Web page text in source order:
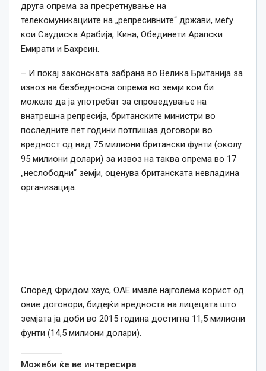
друга опрема за пресретнување на
телекомуникациите на „репресивните“ држави, меѓу
кои Саудиска Арабија, Кина, Обединети Арапски
Емирати и Бахреин.
– И покај законската забрана во Велика Британија за
извоз на безбедносна опрема во земји кои би
можеле да ја употребат за спроведување на
внатрешна репресија, британските министри во
последните пет години потпишаа договори во
вредност од над 75 милиони британски фунти (околу
95 милиони долари) за извоз на таква опрема во 17
„неслободни“ земји, оценува британската невладина
организација.
Според Фридом хаус, ОАЕ имале најголема корист од
овие договори, бидејќи вредноста на лицецата што
земјата ја доби во 2015 година достигна 11,5 милиони
фунти (14,5 милиони долари).
Можеби ќе ве интересира